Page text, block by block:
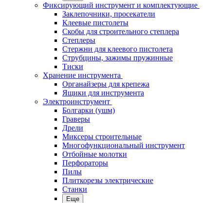
Фиксирующий инструмент и комплектующие
Заклепочники, просекатели
Клеевые пистолеты
Скобы для строительного степлера
Степлеры
Стержни для клеевого пистолета
Струбцины, зажимы пружинные
Тиски
Хранение инструмента
Органайзеры для крепежа
Ящики для инструмента
Электроинструмент
Болгарки (ушм)
Граверы
Дрели
Миксеры строительные
Многофункциональный инструмент
Отбойные молотки
Перфораторы
Пилы
Плиткорезы электрические
Станки
Еще